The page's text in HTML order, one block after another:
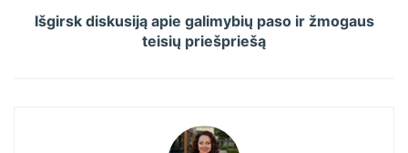
Išgirsk diskusiją apie galimybių paso ir žmogaus
teisių priešpriešą